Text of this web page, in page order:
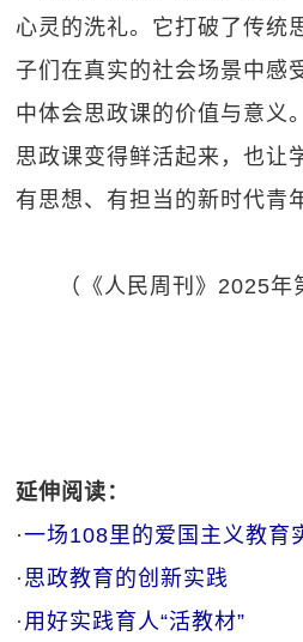
心灵的洗礼。它打破了传统
子们在真实的社会场景中感
中体会思政课的价值与意义
思政课变得鲜活起来，也让
有思想、有担当的新时代青
（《人民周刊》2025年
延伸阅读：
·一场108里的爱国主义教育
· 思政教育的创新实践
· 用好实践育人“活教材”